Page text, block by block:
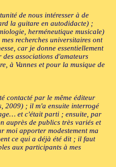
de nous intéresser à de
la guitare en autodidacte) ;
herméneutique musicale)
recherches universitaires ont
car je donne essentiellement
associations d'amateurs
à Vannes et pour la musique de
contacté par le même éditeur
2009) ; il m'a ensuite interrogé
et c'était parti ; ensuite, par
auprès de publics très variés et
moi apporter modestement ma
ce qui a déjà été dit ; il faut
aux participants à mes